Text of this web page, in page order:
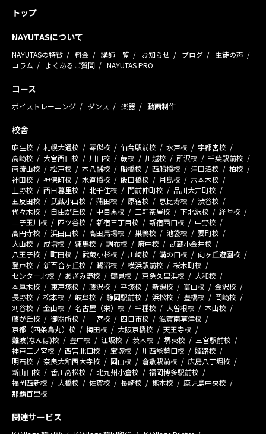
トップ
NAYUTASについて
NAYUTASの特徴 料金 講師一覧 お知らせ ブログ
生徒の声
コラム
よくあるご質問 NAYUTAS PRO
コース
ボイストレーニング ダンス 楽器 動画制作
校舎
麻生校 札幌大通校 琴似校 仙台駅前校 水戸校
宇都宮校
高崎校
大宮西口校 川口校 蕨校 川越校 所沢校
千葉駅前校
南流山校
松戸校 本八幡校 船橋校 西船橋校 津田沼校
柏校
神田校
神保町校 水道橋校 飯田橋校 月島校
六本木校
上野校
西日暮里校 北千住校 門前仲町校
品川大井町校
五反田校
武蔵小山校 蒲田校 原宿校 恵比寿校
渋谷校
代々木校
自由が丘校 中目黒校 三軒茶屋校 下北沢校
経堂校
二子玉川校
四ツ谷校 新宿三丁目校 新宿西口校
中野校
高円寺校
浜田山校 高田馬場校 巣鴨校 池袋校
要町校
大山校
成増校 練馬校 調布校 府中校
武蔵小金井校
八王子校
町田校 武蔵小杉校 川崎校 溝の口校
向ヶ丘遊園校
登戸校
新百合ヶ丘校 鷺沼校 横浜駅前校
桜木町校
センター北校
あざみ野校 鶴見校 京急久里浜校
大和校
本厚木校
東戸塚校 藤沢校 平塚校 新潟校 富山校
金沢校
長野校
松本校 岐阜校 静岡駅前校 浜松校 豊橋校
岡崎校
刈谷校
金山校 名古屋（栄）校 千種校 大曽根校
本山校
藤が丘校
御器所校 一宮校 四日市校
滋賀南草津校
京都（四条烏丸）校
梅田校 大阪京橋校
天王寺校
難波(なんば)校
豊中校 江坂校 茨木校 堺東校
三宮駅前校
神戸三ノ宮校
西宮北口校 宝塚校 川西能勢口校
姫路校
明石校
奈良大和西大寺校 岡山校 倉敷駅前校
広島八丁堀校
新山口校
香川高松校 北九州小倉校
福岡博多駅前校
福岡西新校
大橋校 佐賀校 長崎校 熊本校
鹿児島中央校
那覇首里校
関連サービス